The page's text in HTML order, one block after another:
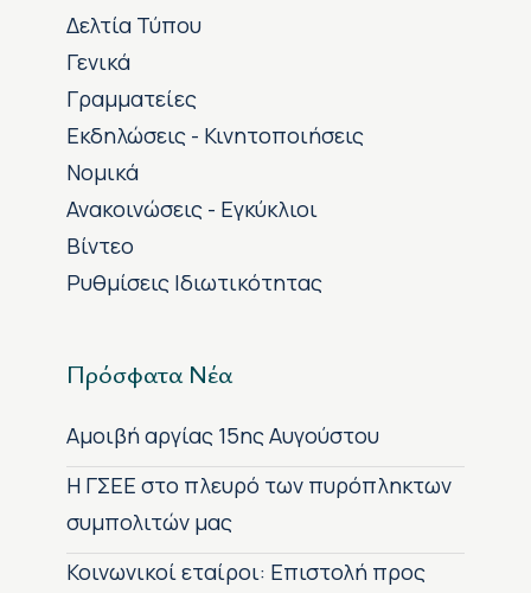
Δελτία Τύπου
Γενικά
Γραμματείες
Εκδηλώσεις - Κινητοποιήσεις
Νομικά
Ανακοινώσεις - Εγκύκλιοι
Βίντεο
Ρυθμίσεις Ιδιωτικότητας
Πρόσφατα Νέα
Αμοιβή αργίας 15ης Αυγούστου
H ΓΣΕΕ στο πλευρό των πυρόπληκτων
συμπολιτών μας
Κοινωνικοί εταίροι: Επιστολή προς